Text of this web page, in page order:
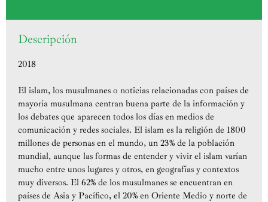
Descripción
2018
El islam, los musulmanes o noticias relacionadas con países de
mayoría musulmana centran buena parte de la información y
los debates que aparecen todos los días en medios de
comunicación y redes sociales. El islam es la religión de 1800
millones de personas en el mundo, un 23% de la población
mundial, aunque las formas de entender y vivir el islam varían
mucho entre unos lugares y otros, en geografías y contextos
muy diversos. El 62% de los musulmanes se encuentran en
países de Asia y Pacífico, el 20% en Oriente Medio y norte de